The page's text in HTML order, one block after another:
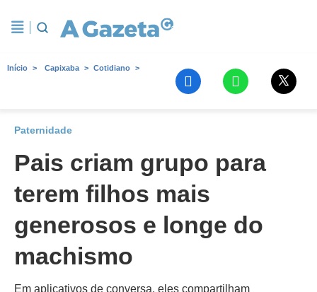
Início Capixaba Cotidiano
Paternidade
Pais criam grupo para
terem filhos mais
generosos e longe do
machismo
Em aplicativos de conversa, eles compartilham